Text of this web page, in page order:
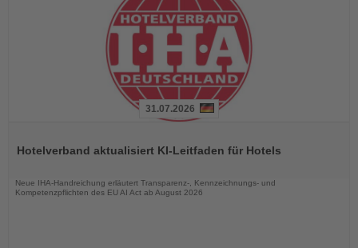
die
31.07.2026
Hotelverband aktualisiert KI-Leitfaden für Hotels
Neue IHA-Handreichung erläutert Transparenz-, Kennzeichnungs- und
Kompetenzpflichten des EU AI Act ab August 2026